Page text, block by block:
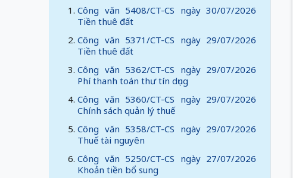
Công văn 5408/CT-CS ngày 30/07/2026
Tiền thuê đất
Công văn 5371/CT-CS ngày 29/07/2026
Tiền thuê đất
Công văn 5362/CT-CS ngày 29/07/2026
Phí thanh toán thư tín dụng
Công văn 5360/CT-CS ngày 29/07/2026
Chính sách quản lý thuế
Công văn 5358/CT-CS ngày 29/07/2026
Thuế tài nguyên
Công văn 5250/CT-CS ngày 27/07/2026
Khoản tiền bổ sung